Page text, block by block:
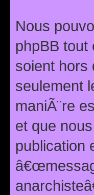
Nous
phpBB tout
soient hors
seulement
maniÃ¨re
et que
publication